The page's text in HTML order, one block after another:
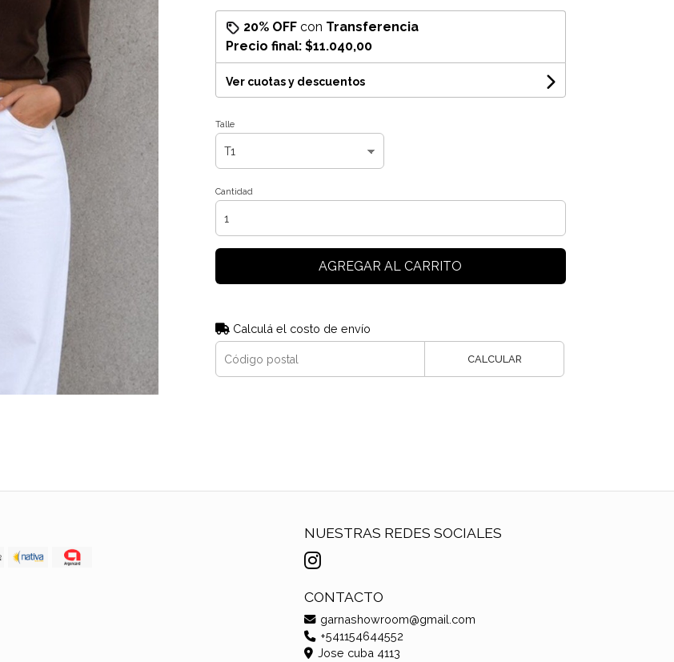
20% OFFcon Transferencia
Precio final: $11.040,00
Ver cuotas y descuentos
Talle
Cantidad
AGREGAR AL CARRITO
Calculá el costo de envío
CALCULAR
NUESTRAS REDES SOCIALES
CONTACTO
garnashowroom@gmail.com
+541154644552
Jose cuba 4113